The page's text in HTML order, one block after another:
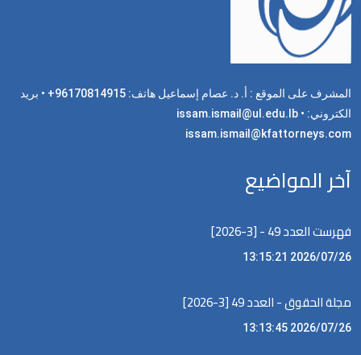
المشرف على الموقع : أ. د. عصام إسماعيل هاتف: 96170814915+ • بريد
الكتروني: issam.ismail@ul.edu.lb •
issam.ismail@kfattorneys.com
آخر المواضيع
فهرست العدد 49 - [3-2026]
2026/07/26 13:15:21
مجلة الحقوق - العدد 49 [3-2026]
2026/07/26 13:13:45